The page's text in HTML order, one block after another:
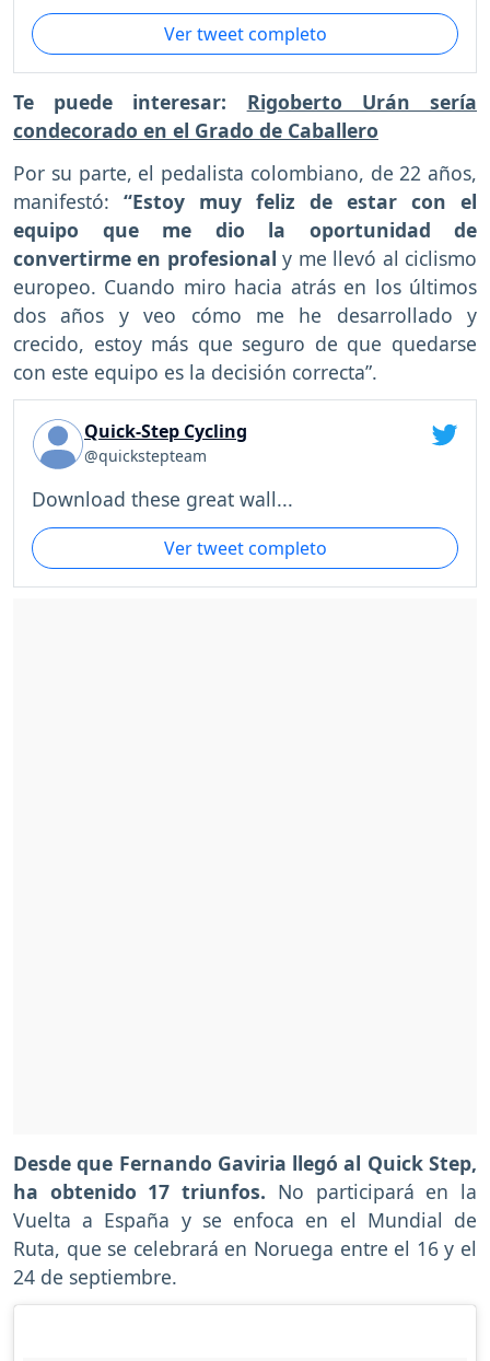
Ver tweet completo
Te puede interesar: Rigoberto Urán sería
condecorado en el Grado de Caballero
Por su parte, el pedalista colombiano, de 22 años,
manifestó: “Estoy muy feliz de estar con el
equipo que me dio la oportunidad de
convertirme en profesional y me llevó al ciclismo
europeo. Cuando miro hacia atrás en los últimos
dos años y veo cómo me he desarrollado y
crecido, estoy más que seguro de que quedarse
con este equipo es la decisión correcta”.
Quick-Step Cycling
@quickstepteam
Download these great wall...
Ver tweet completo
Desde que Fernando Gaviria llegó al Quick Step,
ha obtenido 17 triunfos. No participará en la
Vuelta a España y se enfoca en el Mundial de
Ruta, que se celebrará en Noruega entre el 16 y el
24 de septiembre.